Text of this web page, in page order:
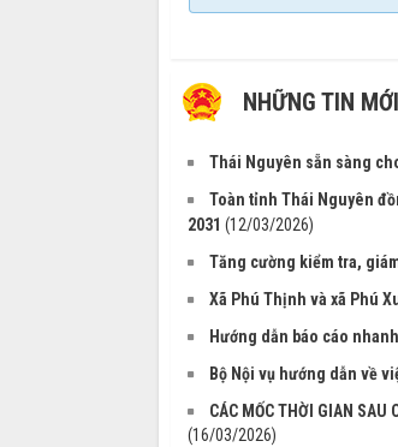
NHỮNG TIN
Thái Nguyên sẵn sàng
Toàn tỉnh Thái Nguyên
2031 (12/03/2026)
Tăng cường kiểm tra,
Xã Phú Thịnh và xã Phú
Hướng dẫn báo cáo
Bộ Nội vụ hướng dẫn về
CÁC MỐC THỜI GIAN SAU
(16/03/2026)